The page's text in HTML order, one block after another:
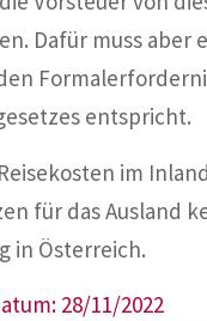
Dafür muss aber
entspricht.
im
für das Ausland
in Österreich.
28/11/2022